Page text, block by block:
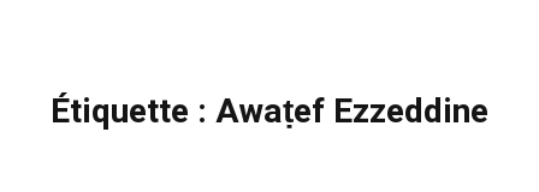
Étiquette : Awaṭef Ezzeddine